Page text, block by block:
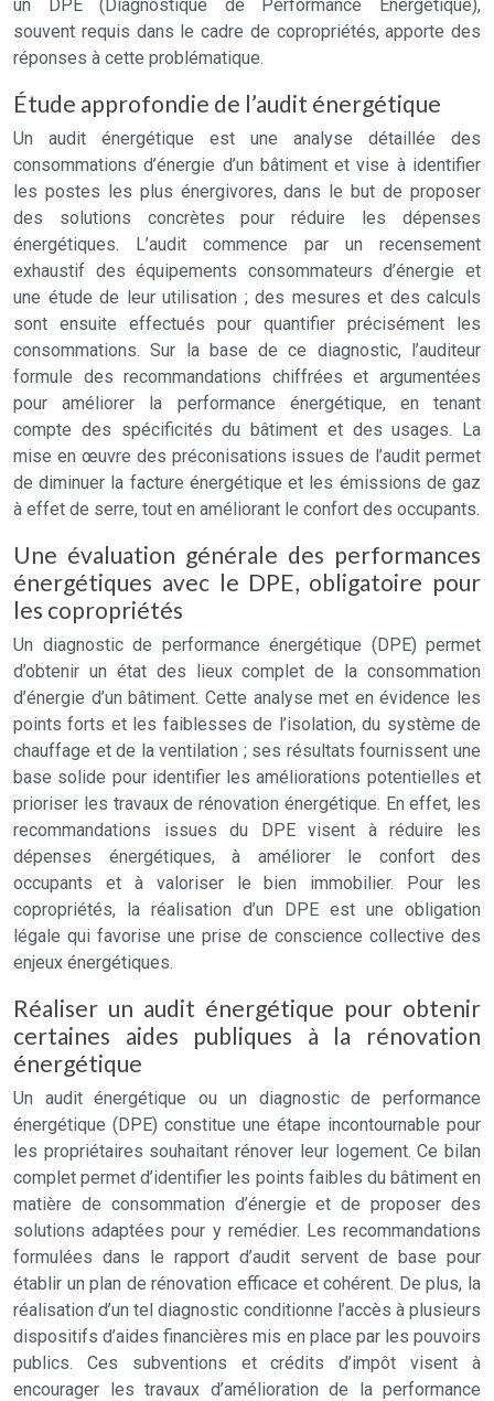
un DPE (Diagnostique de Performance Énergétique),
souvent requis dans le cadre de copropriétés, apporte des
réponses à cette problématique.
Étude approfondie de l’audit énergétique
Un audit énergétique est une analyse détaillée des
consommations d’énergie d’un bâtiment et vise à identifier
les postes les plus énergivores, dans le but de proposer
des solutions concrètes pour réduire les dépenses
énergétiques. L’audit commence par un recensement
exhaustif des équipements consommateurs d’énergie et
une étude de leur utilisation ; des mesures et des calculs
sont ensuite effectués pour quantifier précisément les
consommations. Sur la base de ce diagnostic, l’auditeur
formule des recommandations chiffrées et argumentées
pour améliorer la performance énergétique, en tenant
compte des spécificités du bâtiment et des usages. La
mise en œuvre des préconisations issues de l’audit permet
de diminuer la facture énergétique et les émissions de gaz
à effet de serre, tout en améliorant le confort des occupants.
Une évaluation générale des performances
énergétiques avec le DPE, obligatoire pour
les copropriétés
Un diagnostic de performance énergétique (DPE) permet
d’obtenir un état des lieux complet de la consommation
d’énergie d’un bâtiment. Cette analyse met en évidence les
points forts et les faiblesses de l’isolation, du système de
chauffage et de la ventilation ; ses résultats fournissent une
base solide pour identifier les améliorations potentielles et
prioriser les travaux de rénovation énergétique. En effet, les
recommandations issues du DPE visent à réduire les
dépenses énergétiques, à améliorer le confort des
occupants et à valoriser le bien immobilier. Pour les
copropriétés, la réalisation d’un DPE est une obligation
légale qui favorise une prise de conscience collective des
enjeux énergétiques.
Réaliser un audit énergétique pour obtenir
certaines aides publiques à la rénovation
énergétique
Un audit énergétique ou un diagnostic de performance
énergétique (DPE) constitue une étape incontournable pour
les propriétaires souhaitant rénover leur logement. Ce bilan
complet permet d’identifier les points faibles du bâtiment en
matière de consommation d’énergie et de proposer des
solutions adaptées pour y remédier. Les recommandations
formulées dans le rapport d’audit servent de base pour
établir un plan de rénovation efficace et cohérent. De plus, la
réalisation d’un tel diagnostic conditionne l’accès à plusieurs
dispositifs d’aides financières mis en place par les pouvoirs
publics. Ces subventions et crédits d’impôt visent à
encourager les travaux d’amélioration de la performance